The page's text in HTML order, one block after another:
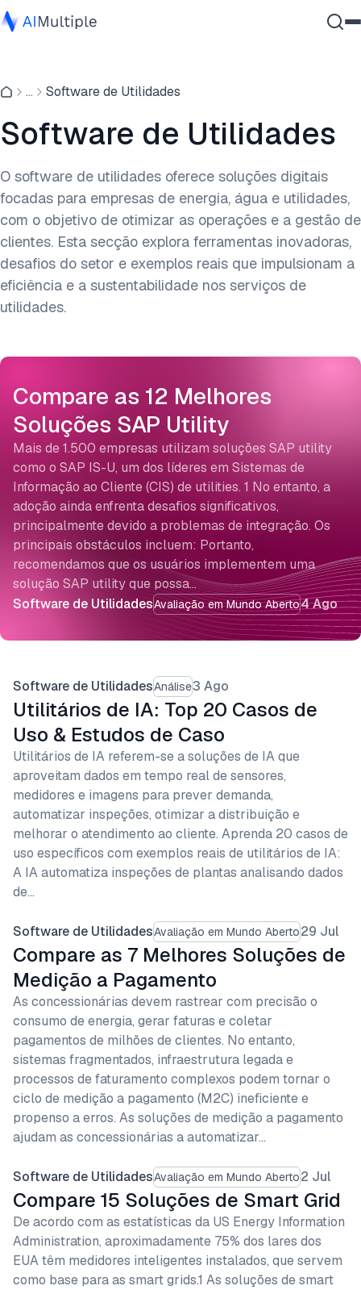
Segurança cibernética
Dados
Software Empresarial
Contate-nos
... Software de Utilidades
Software de Utilidades
O software de utilidades oferece soluções digitais
focadas para empresas de energia, água e utilidades,
com o objetivo de otimizar as operações e a gestão de
clientes. Esta secção explora ferramentas inovadoras,
desafios do setor e exemplos reais que impulsionam a
eficiência e a sustentabilidade nos serviços de
utilidades.
Compare as 12 Melhores
Soluções SAP Utility
Software de UtilidadesAvaliação em Mundo Aberto4 Ago
Mais de 1.500 empresas utilizam soluções SAP utility
como o SAP IS-U, um dos líderes em Sistemas de
Informação ao Cliente (CIS) de utilities. 1 No entanto, a
adoção ainda enfrenta desafios significativos,
principalmente devido a problemas de integração. Os
principais obstáculos incluem: Portanto,
recomendamos que os usuários implementem uma
solução SAP utility que possa…
Software de UtilidadesAnálise3 Ago
Utilitários de IA: Top 20 Casos de
Uso & Estudos de Caso
Utilitários de IA referem-se a soluções de IA que
aproveitam dados em tempo real de sensores,
medidores e imagens para prever demanda,
automatizar inspeções, otimizar a distribuição e
melhorar o atendimento ao cliente. Aprenda 20 casos de
uso específicos com exemplos reais de utilitários de IA:
A IA automatiza inspeções de plantas analisando dados
de…
Software de UtilidadesAvaliação em Mundo Aberto29 Jul
Compare as 7 Melhores Soluções de
Medição a Pagamento
As concessionárias devem rastrear com precisão o
consumo de energia, gerar faturas e coletar
pagamentos de milhões de clientes. No entanto,
sistemas fragmentados, infraestrutura legada e
processos de faturamento complexos podem tornar o
ciclo de medição a pagamento (M2C) ineficiente e
propenso a erros. As soluções de medição a pagamento
ajudam as concessionárias a automatizar…
Software de UtilidadesAvaliação em Mundo Aberto2 Jul
Compare 15 Soluções de Smart Grid
De acordo com as estatísticas da US Energy Information
Administration, aproximadamente 75% dos lares dos
EUA têm medidores inteligentes instalados, que servem
como base para as smart grids.1 As soluções de smart